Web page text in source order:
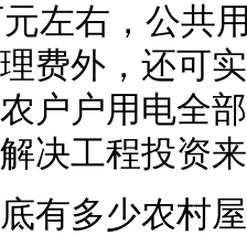
左右，公共
费外，还可
户户用电全
决工程投资
有多少农村